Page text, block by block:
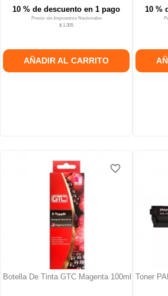
10 % de descuento en 1 pago
Precio sin Impuestos Nacionales
$ 1.305
AÑADIR AL CARRITO
10 %
Botella De Tinta GTC Magenta 100ml
favorite_border
favorite_border
favorite_border
Toner